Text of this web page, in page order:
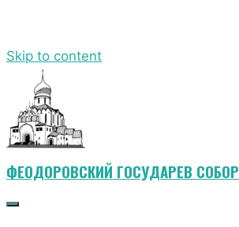
Skip to content
ФЕОДОРОВСКИЙ ГОСУДАРЕВ СОБОР